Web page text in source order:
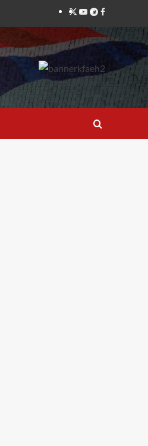
Twitter
YouTube
Telegram
Facebook